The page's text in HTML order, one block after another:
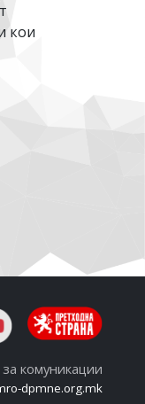
кои
комуникации
dpmne.org.mk